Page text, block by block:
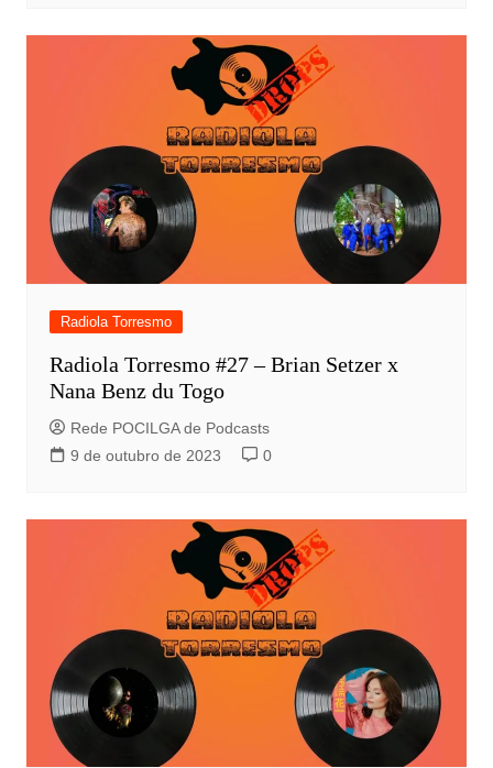
Radiola Torresmo
Radiola Torresmo #27 – Brian Setzer x
Nana Benz du Togo
Rede POCILGA de Podcasts
9 de outubro de 2023
0